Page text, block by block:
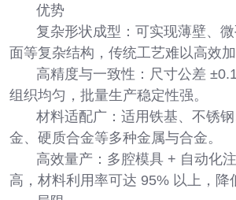
优势
复杂形状成型：可实现薄壁、
面等复杂结构，传统工艺难以高效加
高精度与一致性：尺寸公差
组织均匀，批量生产稳定性强。
材料适配广：适用铁基、不锈
金、硬质合金等多种金属与合金。
高效量产：多腔模具 + 自动化
高，材料利用率可达 95% 以上，降